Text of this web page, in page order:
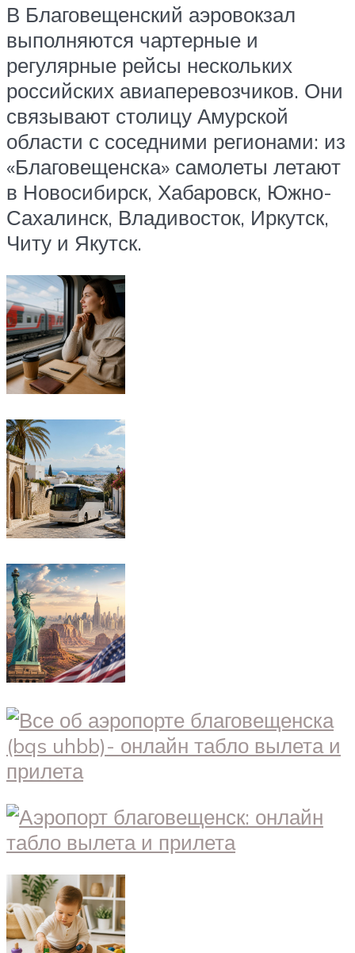
В Благовещенский аэровокзал
выполняются чартерные и
регулярные рейсы нескольких
российских авиаперевозчиков. Они
связывают столицу Амурской
области с соседними регионами: из
«Благовещенска» самолеты летают
в Новосибирск, Хабаровск, Южно-
Сахалинск, Владивосток, Иркутск,
Читу и Якутск.